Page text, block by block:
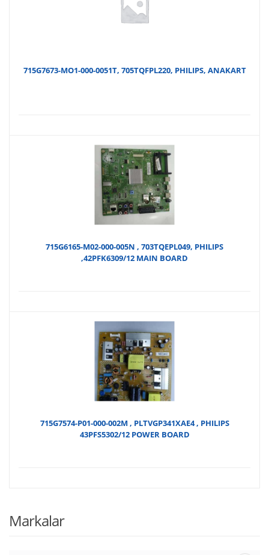
715G7673-MO1-000-0051T, 705TQFPL220, PHILIPS, ANAKART
715G6165-M02-000-005N , 703TQEPL049, PHILIPS
,42PFK6309/12 MAIN BOARD
715G7574-P01-000-002M , PLTVGP341XAE4 , PHILIPS
43PFS5302/12 POWER BOARD
Markalar